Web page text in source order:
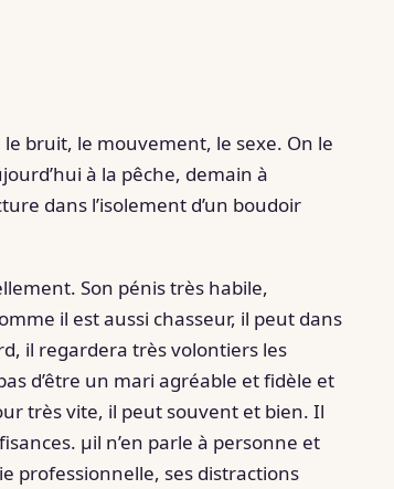
bruit, le mouvement, le sexe. On le
à la pêche, demain à
dans l’isolement d’un boudoir
Son pénis très habile,
il est aussi chasseur, il peut dans
il regardera très volontiers les
d’être un mari agréable et fidèle et
très vite, il peut souvent et bien. Il
µil n’en parle à personne et
professionnelle, ses distractions